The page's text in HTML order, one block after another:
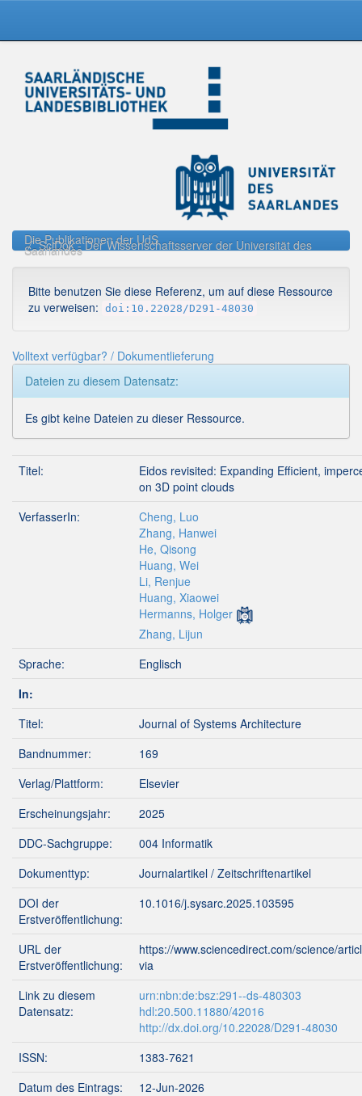
navigation
Die Publikationen der UdS
SciDok - Der Wissenschaftsserver der Universität des
Saarlandes
Bitte benutzen Sie diese Referenz, um auf diese Ressource
zu verweisen: doi:10.22028/D291-48030
Volltext verfügbar? / Dokumentlieferung
Dateien zu diesem Datensatz:
Es gibt keine Dateien zu dieser Ressource.
Titel:
Eidos revisited: Expanding Efficient,
on 3D point clouds
VerfasserIn:
Cheng, Luo
Zhang, Hanwei
He, Qisong
Huang, Wei
Li, Renjue
Huang, Xiaowei
Hermanns, Holger
Zhang, Lijun
Sprache:
Englisch
In:
Titel:
Journal of Systems Architecture
Bandnummer:
169
Verlag/Plattform:
Elsevier
Erscheinungsjahr:
2025
DDC-Sachgruppe:
004 Informatik
Dokumenttyp:
Journalartikel / Zeitschriftenartikel
DOI der
Erstveröffentlichung:
10.1016/j.sysarc.2025.103595
URL der
Erstveröffentlichung:
https://www.sciencedirect.com/science/
via
Link zu diesem
Datensatz:
urn:nbn:de:bsz:291--ds-480303
hdl:20.500.11880/42016
http://dx.doi.org/10.22028/D291-48030
ISSN:
1383-7621
Datum des Eintrags:
12-Jun-2026